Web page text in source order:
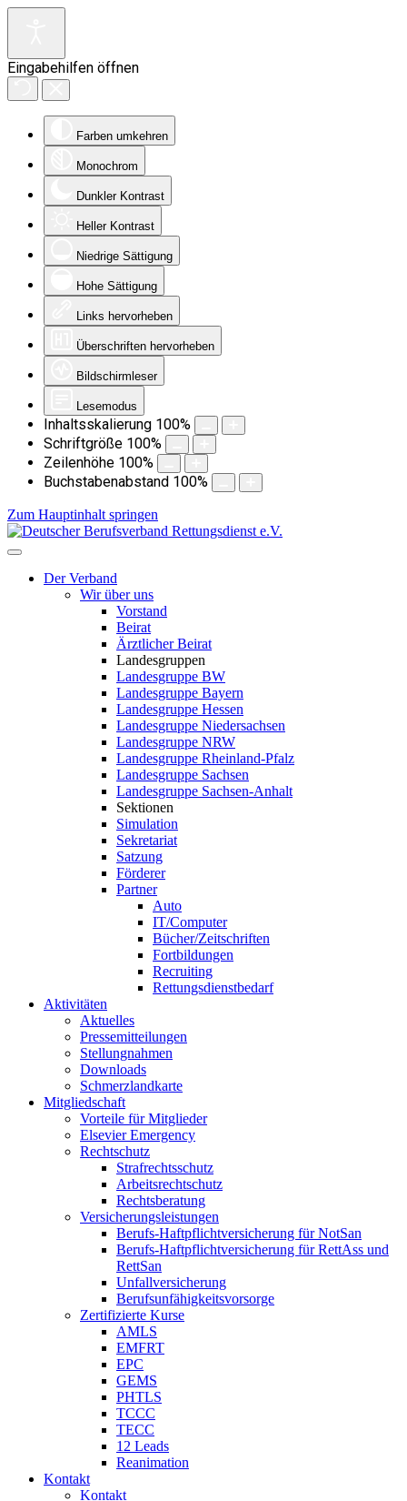
Eingabehilfen öffnen
Farben umkehren
Monochrom
Dunkler Kontrast
Heller Kontrast
Niedrige Sättigung
Hohe Sättigung
Links hervorheben
Überschriften hervorheben
Bildschirmleser
Lesemodus
Inhaltsskalierung 100%
Schriftgröße 100%
Zeilenhöhe 100%
Buchstabenabstand 100%
Zum Hauptinhalt springen
Der Verband
Wir über uns
Vorstand
Beirat
Ärztlicher Beirat
Landesgruppen
Landesgruppe BW
Landesgruppe Bayern
Landesgruppe Hessen
Landesgruppe Niedersachsen
Landesgruppe NRW
Landesgruppe Rheinland-Pfalz
Landesgruppe Sachsen
Landesgruppe Sachsen-Anhalt
Sektionen
Simulation
Sekretariat
Satzung
Förderer
Partner
Auto
IT/Computer
Bücher/Zeitschriften
Fortbildungen
Recruiting
Rettungsdienstbedarf
Aktivitäten
Aktuelles
Pressemitteilungen
Stellungnahmen
Downloads
Schmerzlandkarte
Mitgliedschaft
Vorteile für Mitglieder
Elsevier Emergency
Rechtschutz
Strafrechtsschutz
Arbeitsrechtschutz
Rechtsberatung
Versicherungsleistungen
Berufs-Haftpflichtversicherung für NotSan
Berufs-Haftpflichtversicherung für RettAss und
RettSan
Unfallversicherung
Berufsunfähigkeitsvorsorge
Zertifizierte Kurse
AMLS
EMFRT
EPC
GEMS
PHTLS
TCCC
TECC
12 Leads
Reanimation
Kontakt
Kontakt